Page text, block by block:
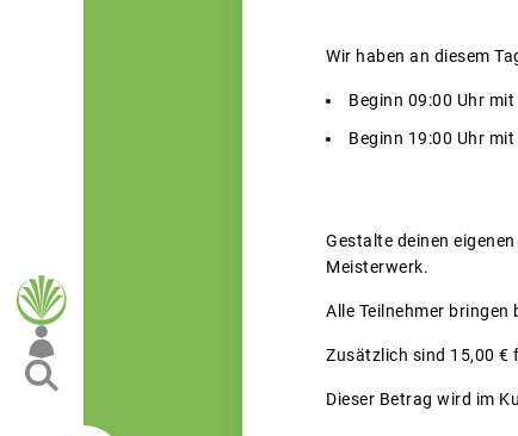
Wir haben an diesem
Beginn 09:00 Uhr
Beginn 19:00 Uhr
Gestalte deinen
Meisterwerk.
Alle Teilnehmer
Zusätzlich sind 15,00 €
Dieser Betrag wird im